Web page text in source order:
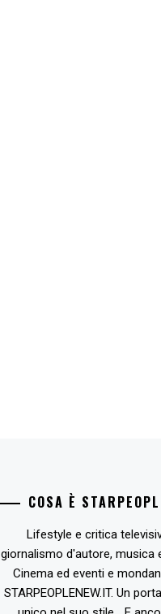
COSA È
Lifestyle e critica
giornalismo d'autore, musica
Cinema ed eventi e
STARPEOPLENEW.IT. Un